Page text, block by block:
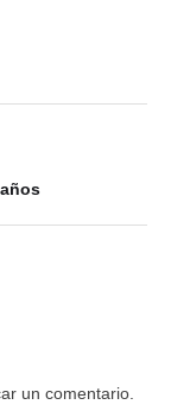
un comentario.